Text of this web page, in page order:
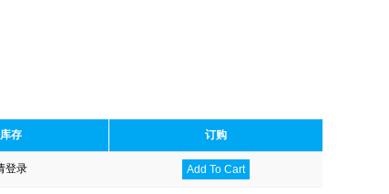
库存 订购
登录 Add To Cart